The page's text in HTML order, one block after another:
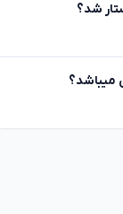
شد؟
میباشد؟